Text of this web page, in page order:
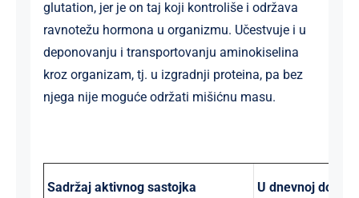
glutation, jer je on taj koji kontroliše i održava
ravnotežu hormona u organizmu. Učestvuje i u
deponovanju i transportovanju aminokiselina
kroz organizam, tj. u izgradnji proteina, pa bez
njega nije moguće održati mišićnu masu.
Sadržaj aktivnog sastojka U dnevnoj dozi